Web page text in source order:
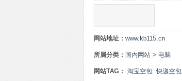
网站地址： www.kb115.cn
所属分类： 国内网站 > 电脑
网站TAG： 淘宝空包 快递空包